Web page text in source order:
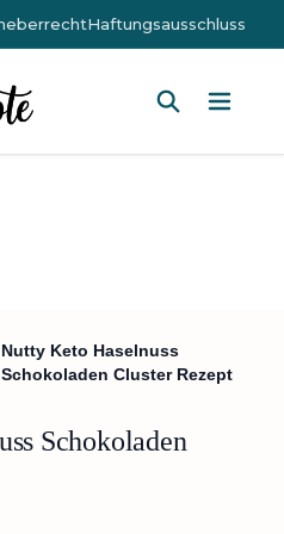
Haftungsausschluss
Nutty Keto Haselnuss
Schokoladen Cluster Rezept
Schokoladen